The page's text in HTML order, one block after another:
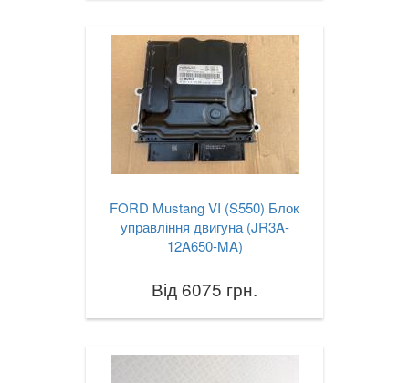
FORD Mustang VI (S550) Блок
управління двигуна (JR3A-
12A650-MA)
Від 6075 грн.